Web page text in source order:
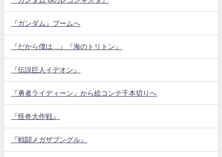
『ガンダム』ブームへ
『だから僕は…』『海のトリトン』
『伝説巨人イデオン』
『勇者ライディーン』から絵コンテ千本切りへ
『怪奇大作戦』
『戦闘メガザブングル』